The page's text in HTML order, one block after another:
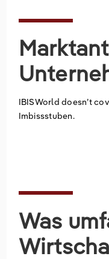
IBISWorld doesn’t
Imbissstuben.
Was